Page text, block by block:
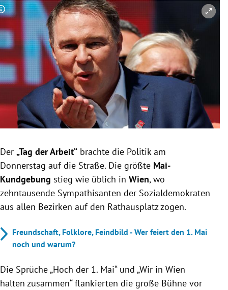
Untermenü
Untermenü
Untermenü
Untermenü
Untermenü
Copyright-Hinweis öffnen/schließen
Der „Tag der Arbeit“ brachte die Politik am
Donnerstag auf die Straße. Die größte Mai-
Kundgebung stieg wie üblich in Wien, wo
zehntausende Sympathisanten der Sozialdemokraten
aus allen Bezirken auf den Rathausplatz zogen.
Freundschaft, Folklore, Feindbild - Wer feiert den 1. Mai
noch und warum?
Die Sprüche „Hoch der 1. Mai“ und „Wir in Wien
halten zusammen“ flankierten die große Bühne vor